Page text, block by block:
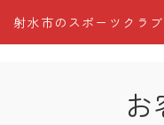
射水市のスポーツクラ